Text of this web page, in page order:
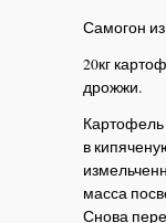
Самогон
20кг
дрожжи.
Картофель
в
масса
Снова